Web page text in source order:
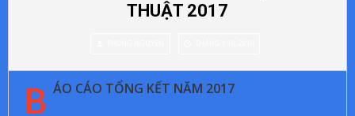
THUẬT 2017
B ÁO CÁO TỔNG KẾT NĂM 2017